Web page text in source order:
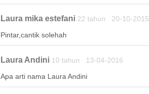
Laura mika estefani22 tahun 20-10-2015
Pintar,cantik solehah
Laura Andini10 tahun 13-04-2016
Apa arti nama Laura Andini